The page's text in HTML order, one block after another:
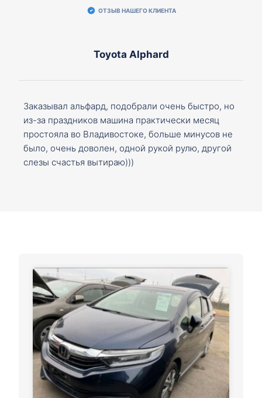
ОТЗЫВ НАШЕГО КЛИЕНТА
Toyota Alphard
Заказывал альфард, подобрали очень быстро, но
из-за праздников машина практически месяц
простояла во Владивостоке, больше минусов не
было, очень доволен, одной рукой рулю, другой
слезы счастья вытираю)))